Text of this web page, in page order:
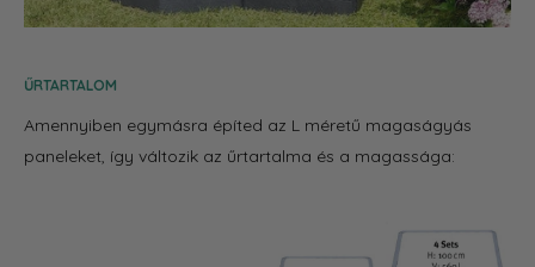
ŰRTARTALOM
Amennyiben egymásra építed az L méretű magaságyás
paneleket, így változik az űrtartalma és a magassága: